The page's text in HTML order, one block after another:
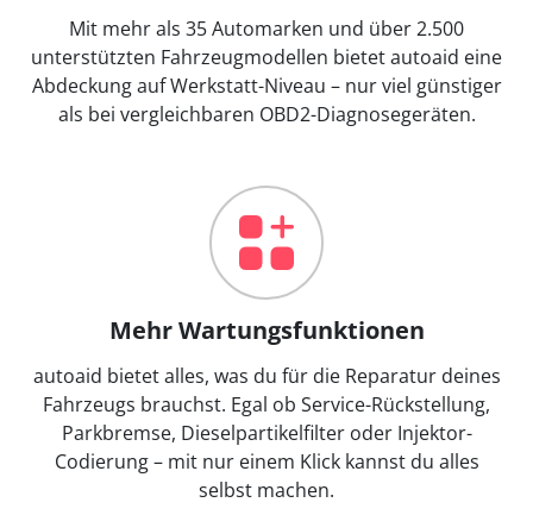
Mit mehr als 35 Automarken und über 2.500
unterstützten Fahrzeugmodellen bietet autoaid eine
Abdeckung auf Werkstatt-Niveau – nur viel günstiger
als bei vergleichbaren OBD2-Diagnosegeräten.
Mehr Wartungsfunktionen
autoaid bietet alles, was du für die Reparatur deines
Fahrzeugs brauchst. Egal ob Service-Rückstellung,
Parkbremse, Dieselpartikelfilter oder Injektor-
Codierung – mit nur einem Klick kannst du alles
selbst machen.